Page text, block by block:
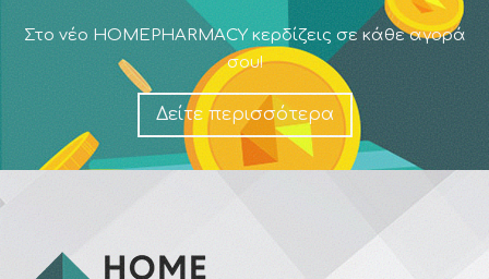
Στο νέο HOMEPHARMACY κερδίζεις σε κάθε αγορά
σου!
Δείτε περισσότερα